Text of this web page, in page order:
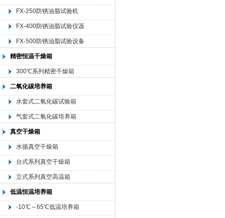
FX-250防锈油脂试验机
FX-400防锈油脂试验仪器
FX-500防锈油脂试验设备
精密恒温干燥箱
300℃系列精密干燥箱
二氧化碳培养箱
水套式二氧化碳试验箱
气套式二氧化碳培养箱
真空干燥箱
水循真空干燥箱
台式系列真空干燥箱
立式系列真空高温箱
低温恒温培养箱
-10℃～65℃低温培养箱